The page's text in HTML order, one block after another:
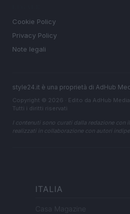
Cookie Policy
Privacy Policy
Note legali
style24.it è una proprietà di AdHub
Copyright © 2026 · Edito da AdHub
Tutti i diritti riservati
I contenuti sono curati dalla redazione
realizzati in collaborazione con autori
ITALIA
Casa Magazine